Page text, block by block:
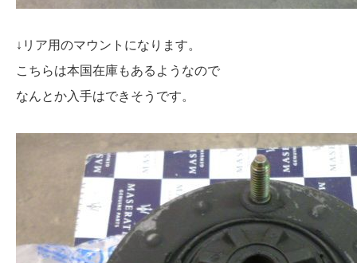
↓リア用のマウントになります。
こちらは本国在庫もあるようなので
なんとか入手はできそうです。